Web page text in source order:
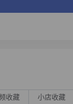
收藏 小店收藏